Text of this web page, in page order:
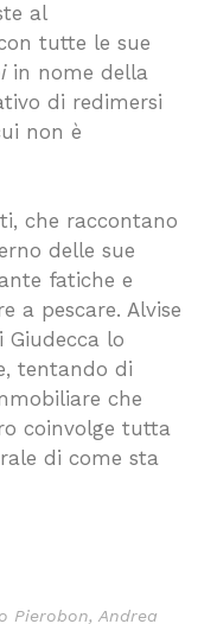
al
tutte le sue
in nome della
di redimersi
non è
che raccontano
delle sue
fatiche e
a pescare. Alvise
Giudecca lo
tentando di
che
coinvolge tutta
di come sta
Pierobon, Andrea